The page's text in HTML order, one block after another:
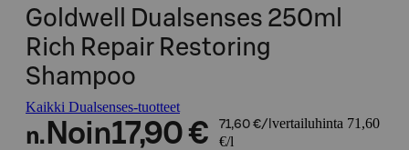
Goldwell Dualsenses 250ml
Rich Repair Restoring
Shampoo
Kaikki Dualsenses-tuotteet
n. Noin17,90 € 71,60 €/l vertailuhinta 71,60
€/l